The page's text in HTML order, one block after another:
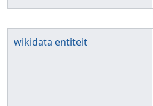
wikidata entiteit